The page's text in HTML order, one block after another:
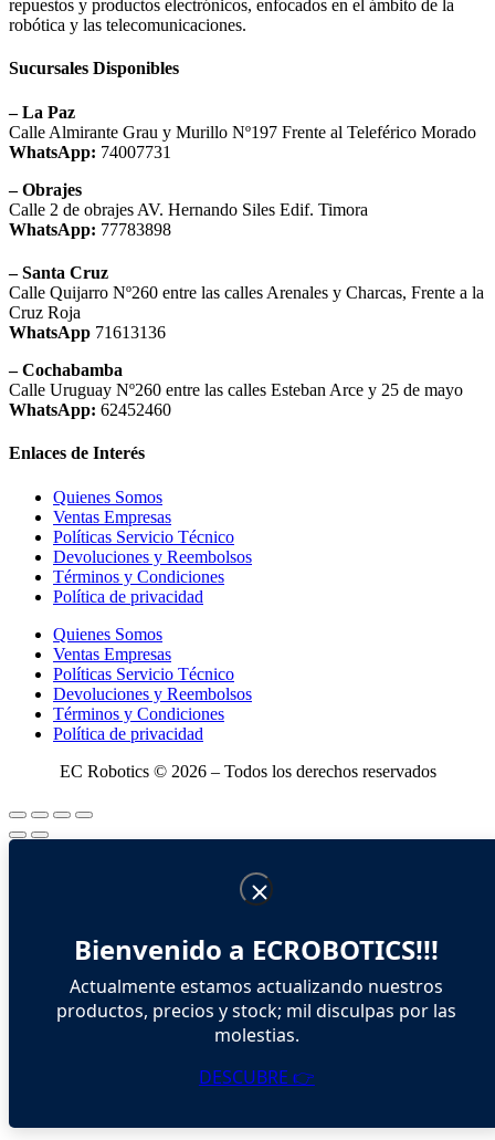
repuestos y productos electrónicos, enfocados en el ámbito de la
robótica y las telecomunicaciones.
Sucursales Disponibles
– La Paz
Calle Almirante Grau y Murillo Nº197 Frente al Teleférico Morado
WhatsApp: 74007731
– Obrajes
Calle 2 de obrajes AV. Hernando Siles Edif. Timora
WhatsApp: 77783898
– Santa Cruz
Calle Quijarro Nº260 entre las calles Arenales y Charcas, Frente a la
Cruz Roja
WhatsApp 71613136
– Cochabamba
Calle Uruguay Nº260 entre las calles Esteban Arce y 25 de mayo
WhatsApp: 62452460
Enlaces de Interés
Quienes Somos
Ventas Empresas
Políticas Servicio Técnico
Devoluciones y Reembolsos
Términos y Condiciones
Política de privacidad
Quienes Somos
Ventas Empresas
Políticas Servicio Técnico
Devoluciones y Reembolsos
Términos y Condiciones
Política de privacidad
EC Robotics © 2026 – Todos los derechos reservados
Bienvenido a ECROBOTICS!!!
Actualmente estamos actualizando nuestros
productos, precios y stock; mil disculpas por las
molestias.
DESCUBRE 👉